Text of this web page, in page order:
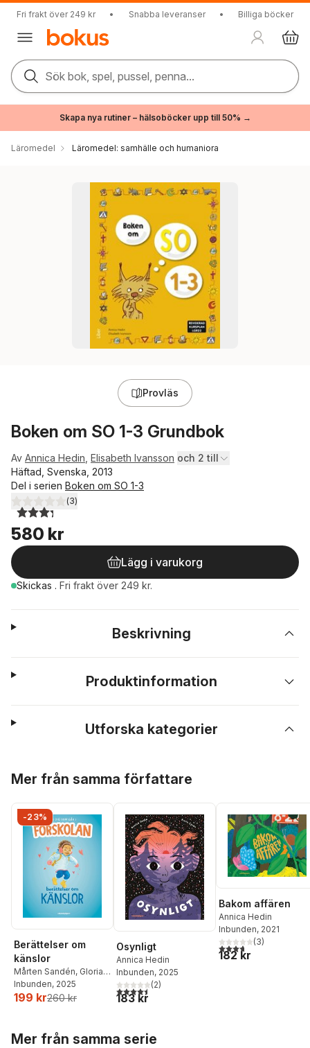
Fri frakt över 249 kr • Snabba leveranser • Billiga böcker
Sök bok, spel, pussel, penna...
Skapa nya rutiner – hälsoböcker upp till 50% →
Läromedel Läromedel: samhälle och humaniora
Provläs
Boken om SO 1-3 Grundbok
Av Annica Hedin Elisabeth Ivansson och 2 till
Häftad, Svenska, 2013
Del i serien Boken om SO 1-3
3,3utav 5 stjärnor. Totalt antal röster:
(3)
580 kr
Lägg i varukorg
Skickas . Fri frakt över 249 kr.
Beskrivning
Produktinformation
Utforska kategorier
Mer från samma författare
-23%
Berättelser om
känslor
Mårten Sandén, Gloria
Kisekka-Ndawula
Annica Hedin,Matilda
Inbunden, 2025
199 kr260 kr
Osynligt
Annica Hedin
Inbunden, 2025
4,5utav 5 stjärnor. Totalt antal röster:
(2)
183 kr
Bakom affären
Annica Hedin
Inbunden, 2021
3,7utav 5 stjärnor.
(3)
182 kr
Mer från samma serie